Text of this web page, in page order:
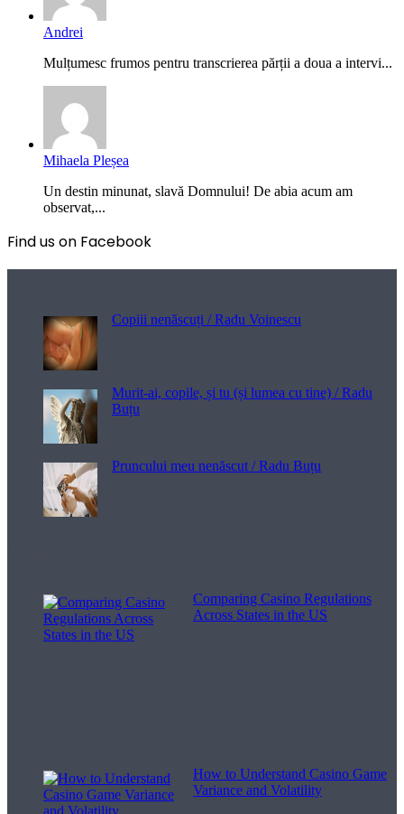
Andrei
Mulțumesc frumos pentru transcrierea părții a doua a intervi...
Mihaela Pleșea
Un destin minunat, slavă Domnului! De abia acum am
observat,...
Find us on Facebook
Copiii nenăscuți / Radu Voinescu
Murit-ai, copile, și tu (și lumea cu tine) / Radu
Buțu
Pruncului meu nenăscut / Radu Buțu
Comparing Casino Regulations
Across States in the US
How to Understand Casino Game
Variance and Volatility